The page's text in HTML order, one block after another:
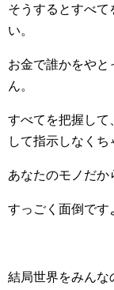
そうするとすべて
い。
お金で誰かをや
ん。
すべてを把握して
して指示しなくち
あなたのモノだか
すっごく面倒です
結局世界をみんな